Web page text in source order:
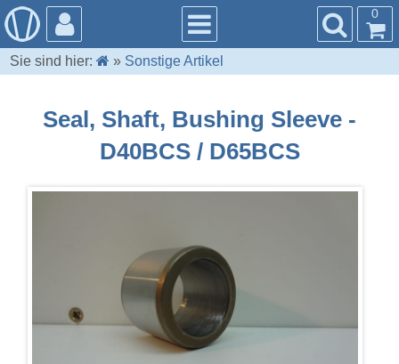
0
Sie sind hier: » Sonstige Artikel
Seal, Shaft, Bushing Sleeve -
D40BCS / D65BCS